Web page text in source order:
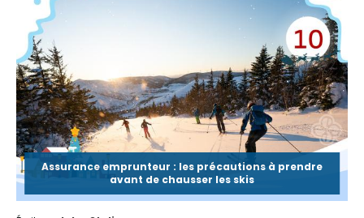
Assurance emprunteur : les précautions à prendre
avant de chausser les skis